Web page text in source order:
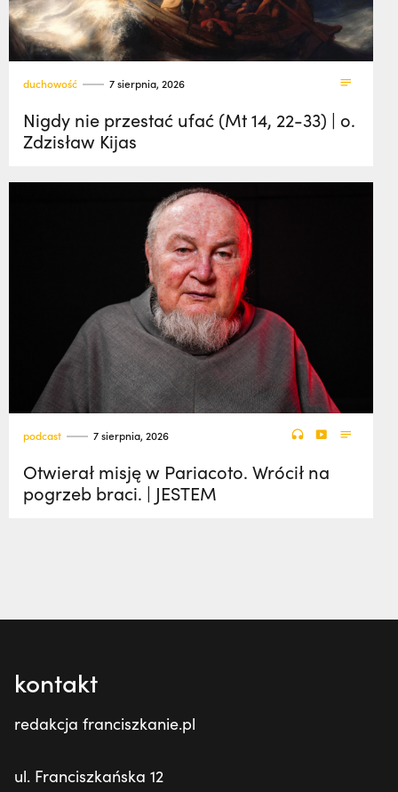
duchowość 7 sierpnia, 2026
Nigdy nie przestać ufać (Mt 14, 22-33) | o.
Zdzisław Kijas
podcast 7 sierpnia, 2026
Otwierał misję w Pariacoto. Wrócił na
pogrzeb braci. | JESTEM
kontakt
redakcja franciszkanie.pl
ul. Franciszkańska 12